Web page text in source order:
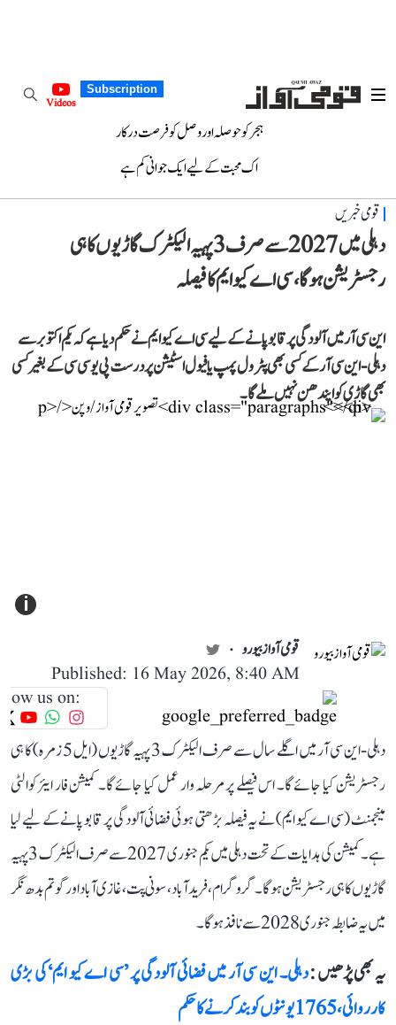
Subscription
Videos
ہجر کو حوصلہ اور وصل کو فرصت درکار
اک محبت کے لیے ایک جوانی کم ہے
قومی خبریں
دہلی میں 2027 سے صرف 3 پہیہ الیکٹرک گاڑیوں کا ہی
رجسٹریشن ہوگا، سی اے کیو ایم کا فیصلہ
این سی آر میں آلودگی پر قابو پانے کے لیے سی اے کیو ایم نے حکم دیا ہے کہ یکم اکتوبر سے
دہلی-این سی آر کے کسی بھی پٹرول پمپ یا فیول اسٹیشن پر درست پی یو سی سی کے بغیر کسی
بھی گاڑی کو ایندھن نہیں ملے گا۔
i
قومی آواز بیورو
Published: 16 May 2026, 8:40 AM
us on:
دہلی-این سی آر میں اگلے سال سے صرف الیکٹرک 3 پہیہ گاڑیوں (ایل 5 زمرہ) کا ہی
رجسٹریشن کیا جائے گا۔ اس فیصلے پر مرحلہ وار عمل کیا جائے گا۔ کمیشن فار ایئر کوالٹی
مینجمنٹ (سی اے کیو ایم) نے یہ فیصلہ بڑھتی ہوئی فضائی آلودگی پر قابو پانے کے لیے لیا
ہے۔ کمیشن کی ہدایات کے تحت دہلی میں یکم جنوری 2027 سے صرف الیکٹرک 3 پہیہ
گاڑیوں کا ہی رجسٹریشن ہوگا۔ گروگرام، فرید آباد، سونی پت، غازی آباد اور گوتم بدھ نگر
میں یہ ضابطہ جنوری 2028 سے نافذ ہوگا۔
یہ بھی پڑھیں :دہلی۔ این سی آر میں فضائی آلودگی پر ’سی اے کیو ایم‘ کی بڑی
کارروائی، 1765 یونٹوں کو بند کرنے کا حکم